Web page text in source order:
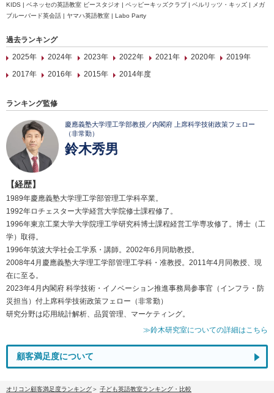
KIDS | ベネッセの英語教室 ビースタジオ | ペッピーキッズクラブ | ベルリッツ・キッズ | メガ
ブルーバード英会話 | ヤマハ英語教室 | Labo Party
過去ランキング
2025年
2024年 2023年 2022年 2021年 2020年
2019年
2017年
2016年 2015年 2014年度
ランキング監修
慶應義塾大学理工学部教授／内閣府 上席科学技術政策フェロー
（非常勤）
鈴木秀男
【経歴】
1989年慶應義塾大学理工学部管理工学科卒業。
1992年ロチェスター大学経営大学院修士課程修了。
1996年東京工業大学大学院理工学研究科博士課程経営工学専攻修了。博士（工
学）取得。
1996年筑波大学社会工学系・講師。2002年6月同助教授。
2008年4月慶應義塾大学理工学部管理工学科・准教授。2011年4月同教授、現
在に至る。
2023年4月内閣府 科学技術・イノベーション推進事務局参事官（インフラ・防
災担当）付上席科学技術政策フェロー（非常勤）
研究分野は応用統計解析、品質管理、マーケティング。
≫鈴木研究室についての詳細はこちら
顧客満足度について
オリコン顧客満足度ランキング
子ども英語教室ランキング・比較